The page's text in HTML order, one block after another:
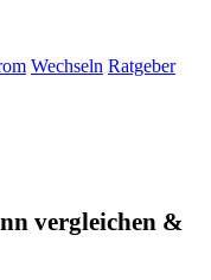
Wechseln Ratgeber
vergleichen &